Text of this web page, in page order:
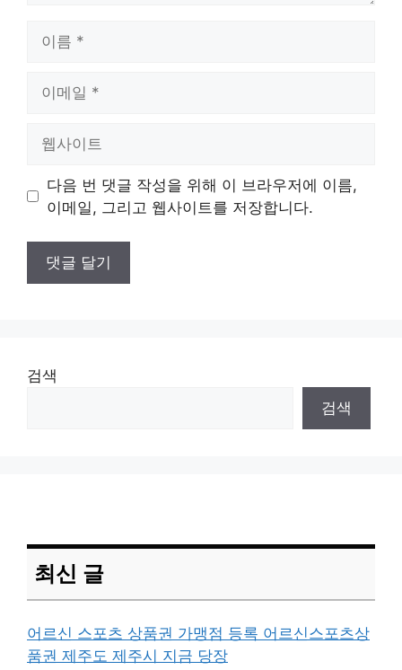
트
다음 번 댓글 작성을 위해 이 브라우저에 이름,
이메일, 그리고 웹사이트를 저장합니다.
검색
검색
최신 글
어르신 스포츠 상품권 가맹점 등록 어르신스포츠상
품권 제주도 제주시 지금 당장